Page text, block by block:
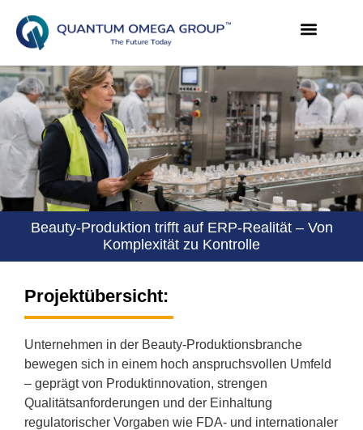
Beauty-Produktion trifft auf ERP-Realität – Von
Komplexität zu Kontrolle
Projektübersicht:
Unternehmen in der Beauty-Produktionsbranche
bewegen sich in einem hoch anspruchsvollen Umfeld
– geprägt von Produktinnovation, strengen
Qualitätsanforderungen und der Einhaltung
regulatorischer Vorgaben wie FDA- und internationaler